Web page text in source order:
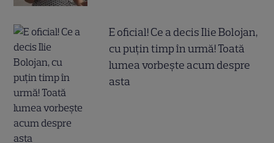
E oficial! Ce a decis Ilie Bolojan,
cu puțin timp în urmă! Toată
lumea vorbește acum despre
asta